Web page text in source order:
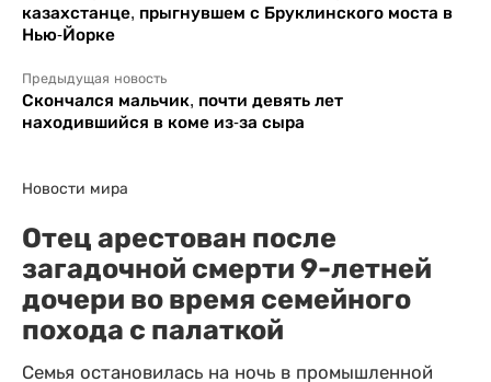
казахстанце, прыгнувшем с Бруклинского моста в
Нью-Йорке
Предыдущая новость
Скончался мальчик, почти девять лет
находившийся в коме из-за сыра
Новости мира
Отец арестован после
загадочной смерти 9-летней
дочери во время семейного
похода с палаткой
Семья остановилась на ночь в промышленной